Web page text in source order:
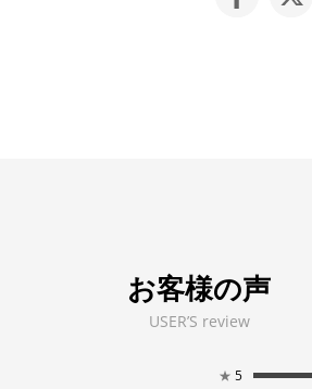
お客様の声
USER’S review
★ 5